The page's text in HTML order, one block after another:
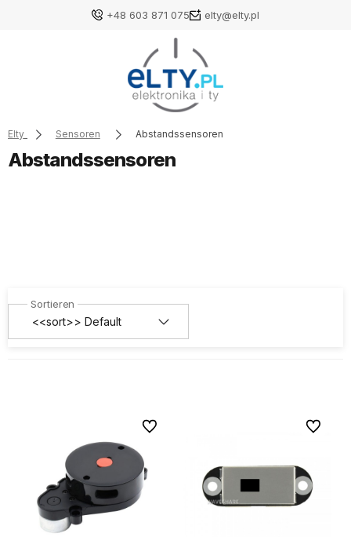
+48 603 871 075 elty@elty.pl
Elty Sensoren Abstandssensoren
Abstandssensoren
Zu Favoriten Zu